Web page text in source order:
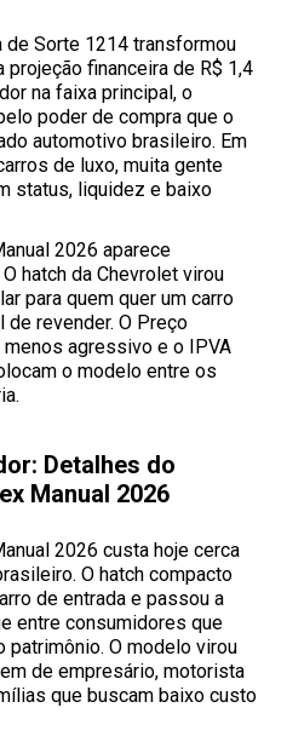
de Sorte 1214 transformou
projeção financeira de R$ 1,4
na faixa principal, o
poder de compra que o
automotivo brasileiro. Em
de luxo, muita gente
status, liquidez e baixo
2026 aparece
hatch da Chevrolet virou
para quem quer um carro
revender. O Preço
agressivo e o IPVA
o modelo entre os
Detalhes do
Manual 2026
2026 custa hoje cerca
O hatch compacto
de entrada e passou a
entre consumidores que
patrimônio. O modelo virou
de empresário, motorista
que buscam baixo custo